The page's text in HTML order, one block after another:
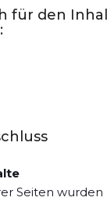
für den
Seiten